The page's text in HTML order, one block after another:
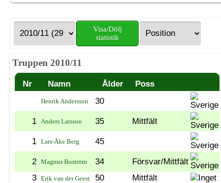
Visa/Dölj
statistik
Truppen 2010/11
Nr Namn Ålder Poss
Henrik Andersson 30
1 Anders Larsson 35 Mittfält
1 Lars-Åke Berg 45
2 Magnus Boström 34
Försvar/Mittfält
3 Erik van der Geest 50
Mittfält